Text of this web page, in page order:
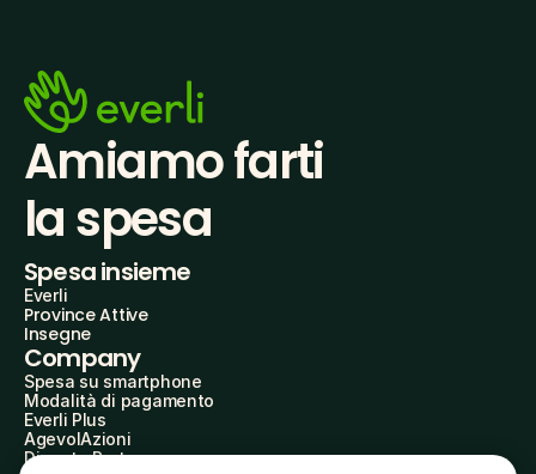
Amiamo farti
la spesa
Spesa insieme
Everli
Province Attive
Insegne
Company
Spesa su smartphone
Modalità di pagamento
Everli Plus
AgevolAzioni
Diventa Partner